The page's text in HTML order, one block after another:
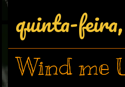
quinta-
Wind me